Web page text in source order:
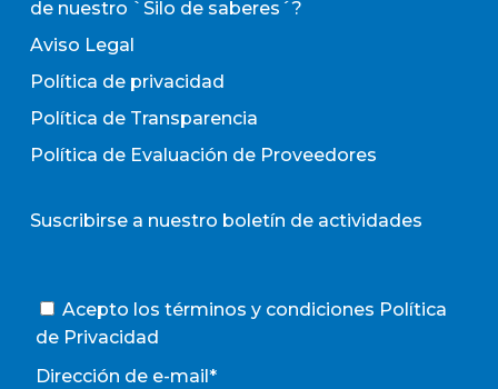
de nuestro `Silo de saberes´?
Aviso Legal
Política de privacidad
Política de Transparencia
Política de Evaluación de Proveedores
Suscribirse a nuestro boletín de actividades
Acepto los términos y condiciones Política
de Privacidad
Dirección de e-mail*